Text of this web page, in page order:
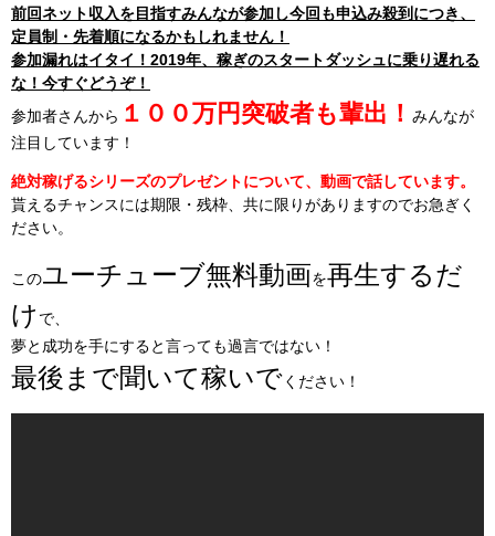
前回ネット収入を目指すみんなが参加し今回も申込み殺到につき、
定員制・先着順になるかもしれません！
参加漏れはイタイ！2019年、稼ぎのスタートダッシュに乗り遅れる
な！今すぐどうぞ！
参加者さんから １００万円突破者も輩出！ みんなが
注目しています！
絶対稼げるシリーズのプレゼントについて、動画で話しています。
貰えるチャンスには期限・残枠、共に限りがありますのでお急ぎく
ださい。
このユーチューブ無料動画を再生するだ
け で、
夢と成功を手にすると言っても過言ではない！
最後まで聞いて稼いでください！